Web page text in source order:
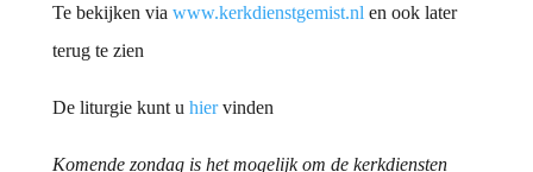
Te bekijken via www.kerkdienstgemist.nl en ook later
terug te zien
De liturgie kunt u hiervinden
Komende zondag is het mogelijk om de kerkdiensten